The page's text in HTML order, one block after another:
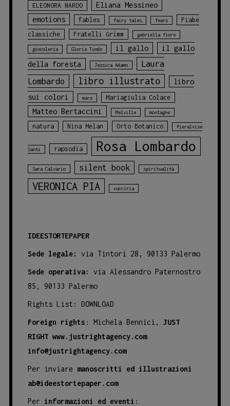
ELEONORA NARDO
Eliana Messineo
emotions
fables fairy tales fears
Fiabe
classiche
Fratelli Grimm gabriella fiore
giocoleria Gloria Tundo il gallo
il gallo
della foresta
Jessica Adamo
Laura
Lombardo
libro illustrato
libro
sui colori
mare Mariagiulia Colace
Matteo Bertaccini Melville montagne
natura Nina Melan Orto Botanico Pieralvise
Santi rapsodia Rosa Lombardo
Sara Calvario silent book spiritualità
VERONICA PIA vucciria
IDEESTORTEPAPER
Sede legale: via Tintori 28, 90133 Palermo
Sede operativa:
via Alessandro Paternostro
85, 90133 Palermo
Rights List: DOWNLOAD
Foreign rights : Michela Bennici, JUST
RIGHT www.justrightagency.com
info@justrightagency.com
Per inviare manoscritti ed illustrazioni
ab@ideestortepaper.com
Per informazioni ed eventi :